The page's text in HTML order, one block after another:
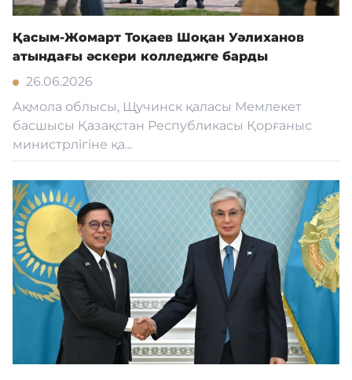
Қасым-Жомарт Тоқаев Шоқан Уәлиханов
атындағы әскери колледжге барды
26.06.2026
Ақмола облысы, Щучинск қаласы Мемлекет
басшысы Қазақстан Республикасы Қорғаныс
министрлігіне қа...